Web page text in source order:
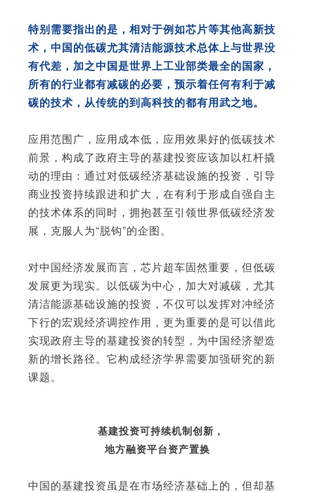
特别需要指出的是，相对于例如芯片等其他高新技
术，中国的低碳尤其清洁能源技术总体上与世界没
有代差，加之中国是世界上工业部类最全的国家，
所有的行业都有减碳的必要，预示着任何有利于减
碳的技术，从传统的到高科技的都有用武之地。
应用范围广，应用成本低，应用效果好的低碳技术
前景，构成了政府主导的基建投资应该加以杠杆撬
动的理由：通过对低碳经济基础设施的投资，引导
商业投资持续跟进和扩大，在有利于形成自强自主
的技术体系的同时，拥抱甚至引领世界低碳经济发
展，克服人为“脱钩”的企图。
对中国经济发展而言，芯片超车固然重要，但低碳
发展更为现实。以低碳为中心，加大对减碳，尤其
清洁能源基础设施的投资，不仅可以发挥对冲经济
下行的宏观经济调控作用，更为重要的是可以借此
实现政府主导的基建投资的转型，为中国经济塑造
新的增长路径。它构成经济学界需要加强研究的新
课题。
基建投资可持续机制创新，
地方融资平台资产置换
中国的基建投资虽是在市场经济基础上的，但却基